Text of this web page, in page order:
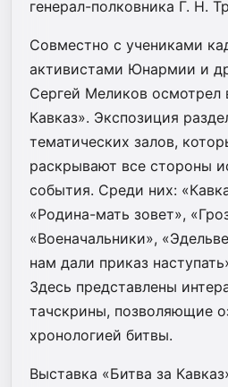
генерал-полковника Г. Н.
Совместно с учениками
активистами Юнармии и
Сергей Меликов осмотрел
Кавказ». Экспозиция
тематических залов,
раскрывают все стороны
события. Среди них:
«Родина-мать зовет»,
«Военачальники»,
нам дали приказ
Здесь представлены
тачскрины, позволяющие
хронологией битвы.
Выставка «Битва за